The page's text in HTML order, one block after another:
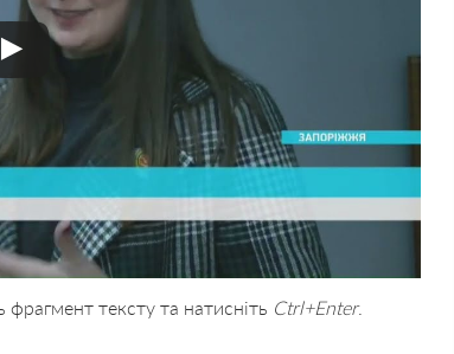
тексту та натисніть Ctrl+Enter.